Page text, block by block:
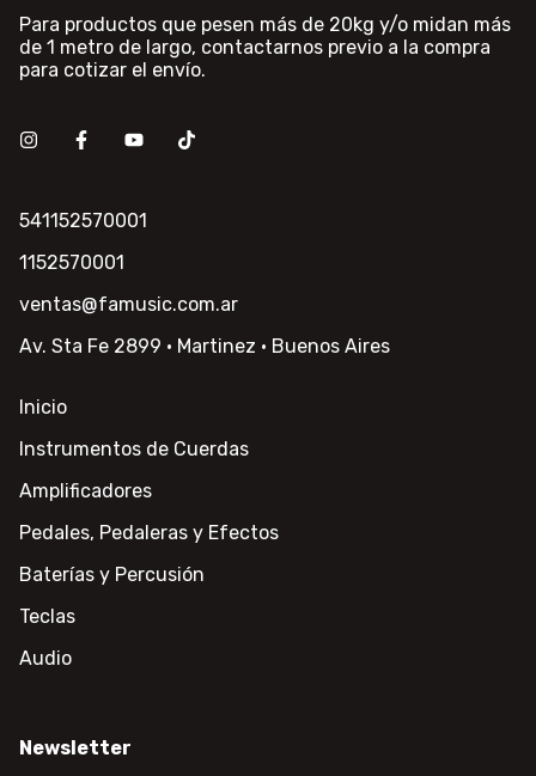
Para productos que pesen más de 20kg y/o midan más
de 1 metro de largo, contactarnos previo a la compra
para cotizar el envío.
541152570001
1152570001
ventas@famusic.com.ar
Av. Sta Fe 2899 · Martinez · Buenos Aires
Inicio
Instrumentos de Cuerdas
Amplificadores
Pedales, Pedaleras y Efectos
Baterías y Percusión
Teclas
Audio
Newsletter